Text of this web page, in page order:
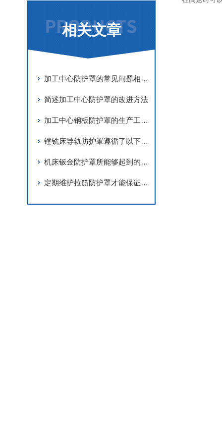
相关文章
加工中心防护罩的常见问题相应解决方法分享
简述加工中心防护罩的改进方法
加工中心钢板防护罩的生产工艺非常
镗铣床导轨防护罩遵循了以下要求进行设计
机床钣金防护罩所能够起到的作用介绍
定期维护拉筋防护罩才能保证长期稳定性和可靠性